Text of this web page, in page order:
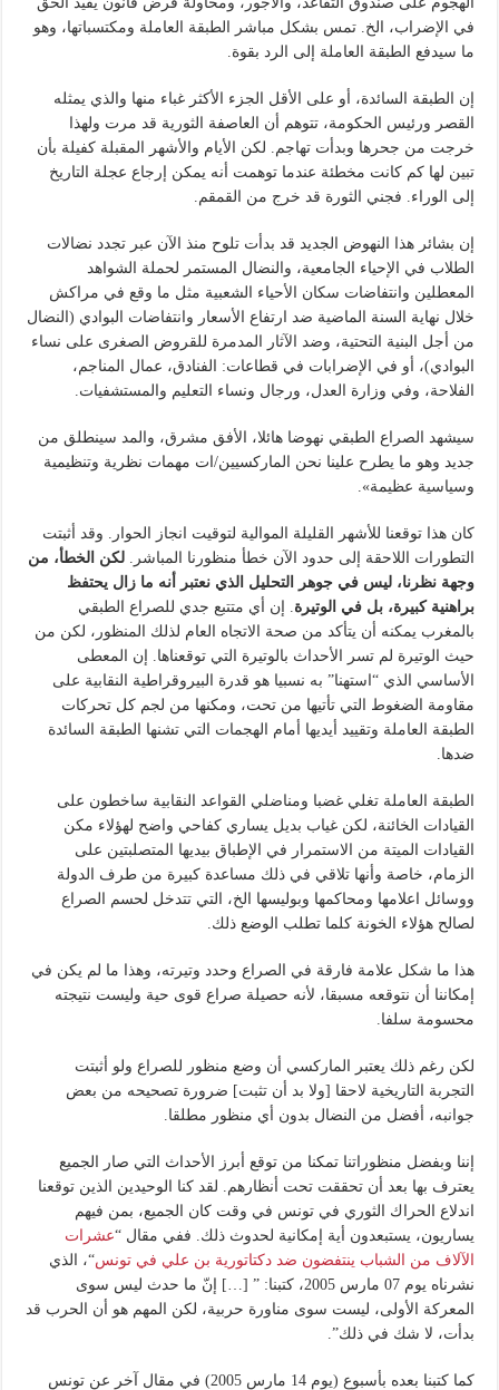
في الإضراب، الخ. تمس بشكل مباشر الطبقة العاملة ومكتسباتها، وهو
ما سيدفع الطبقة العاملة إلى الرد بقوة.
إن الطبقة السائدة، أو على الأقل الجزء الأكثر غباء منها والذي يمثله
القصر ورئيس الحكومة، تتوهم أن العاصفة الثورية قد مرت ولهذا
خرجت من جحرها وبدأت تهاجم. لكن الأيام والأشهر المقبلة كفيلة بأن
تبين لها كم كانت مخطئة عندما توهمت أنه يمكن إرجاع عجلة التاريخ
إلى الوراء. فجني الثورة قد خرج من القمقم.
إن بشائر هذا النهوض الجديد قد بدأت تلوح منذ الآن عبر تجدد نضالات
الطلاب في الإحياء الجامعية، والنضال المستمر لحملة الشواهد
المعطلين وانتفاضات سكان الأحياء الشعبية مثل ما وقع في مراكش
خلال نهاية السنة الماضية ضد ارتفاع الأسعار وانتفاضات البوادي (النضال
من أجل البنية التحتية، وضد الآثار المدمرة للقروض الصغرى على نساء
البوادي)، أو في الإضرابات في قطاعات: الفنادق، عمال المناجم،
الفلاحة، وفي وزارة العدل، ورجال ونساء التعليم والمستشفيات.
سيشهد الصراع الطبقي نهوضا هائلا، الأفق مشرق، والمد سينطلق من
جديد وهو ما يطرح علينا نحن الماركسيين/ات مهمات نظرية وتنظيمية
وسياسية عظيمة».
كان هذا توقعنا للأشهر القليلة الموالية لتوقيت انجاز الحوار. وقد أثبتت
التطورات اللاحقة إلى حدود الآن خطأ منظورنا المباشر.لكن الخطأ، من
وجهة نظرنا، ليس في جوهر التحليل الذي نعتبر أنه ما زال يحتفظ
براهنية كبيرة، بل في الوتيرة . إن أي متتبع جدي للصراع الطبقي
بالمغرب يمكنه أن يتأكد من صحة الاتجاه العام لذلك المنظور، لكن من
حيث الوتيرة لم تسر الأحداث بالوتيرة التي توقعناها. إن المعطى
الأساسي الذي “استهنا” به نسبيا هو قدرة البيروقراطية النقابية على
مقاومة الضغوط التي تأتيها من تحت، ومكنها من لجم كل تحركات
الطبقة العاملة وتقييد أيديها أمام الهجمات التي تشنها الطبقة السائدة
ضدها.
الطبقة العاملة تغلي غضبا ومناضلي القواعد النقابية ساخطون على
القيادات الخائنة، لكن غياب بديل يساري كفاحي واضح لهؤلاء مكن
القيادات الميتة من الاستمرار في الإطباق بيديها المتصلبتين على
الزمام، خاصة وأنها تلاقي في ذلك مساعدة كبيرة من طرف الدولة
ووسائل اعلامها ومحاكمها وبوليسها الخ، التي تتدخل لحسم الصراع
لصالح هؤلاء الخونة كلما تطلب الوضع ذلك.
هذا ما شكل علامة فارقة في الصراع وحدد وتيرته، وهذا ما لم يكن في
إمكاننا أن نتوقعه مسبقا، لأنه حصيلة صراع قوى حية وليست نتيجته
محسومة سلفا.
لكن رغم ذلك يعتبر الماركسي أن وضع منظور للصراع ولو أثبتت
التجربة التاريخية لاحقا [ولا بد أن تثبت] ضرورة تصحيحه من بعض
جوانبه، أفضل من النضال بدون أي منظور مطلقا.
إننا وبفضل منظوراتنا تمكنا من توقع أبرز الأحداث التي صار الجميع
يعترف بها بعد أن تحققت تحت أنظارهم. لقد كنا الوحيدين الذين توقعنا
اندلاع الحراك الثوري في تونس في وقت كان الجميع، بمن فيهم
يساريون، يستبعدون أية إمكانية لحدوث ذلك. ففي مقال “عشرات
الآلاف من الشباب ينتفضون ضد دكتاتورية بن علي في تونس“، الذي
نشرناه يوم 07 مارس 2005، كتبنا: ” […] إنّ ما حدث ليس سوى
المعركة الأولى، ليست سوى مناورة حربية، لكن المهم هو أن الحرب قد
بدأت، لا شك في ذلك”.
كما كتبنا بعده بأسبوع (يوم 14 مارس 2005) في مقال آخر عن تونس